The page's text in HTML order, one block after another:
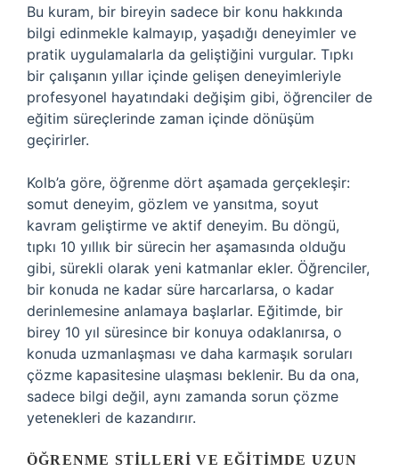
Bu kuram, bir bireyin sadece bir konu hakkında
bilgi edinmekle kalmayıp, yaşadığı deneyimler ve
pratik uygulamalarla da geliştiğini vurgular. Tıpkı
bir çalışanın yıllar içinde gelişen deneyimleriyle
profesyonel hayatındaki değişim gibi, öğrenciler de
eğitim süreçlerinde zaman içinde dönüşüm
geçirirler.
Kolb’a göre, öğrenme dört aşamada gerçekleşir:
somut deneyim, gözlem ve yansıtma, soyut
kavram geliştirme ve aktif deneyim. Bu döngü,
tıpkı 10 yıllık bir sürecin her aşamasında olduğu
gibi, sürekli olarak yeni katmanlar ekler. Öğrenciler,
bir konuda ne kadar süre harcarlarsa, o kadar
derinlemesine anlamaya başlarlar. Eğitimde, bir
birey 10 yıl süresince bir konuya odaklanırsa, o
konuda uzmanlaşması ve daha karmaşık soruları
çözme kapasitesine ulaşması beklenir. Bu da ona,
sadece bilgi değil, aynı zamanda sorun çözme
yetenekleri de kazandırır.
ÖĞRENME STILLERI VE EĞITIMDE UZUN